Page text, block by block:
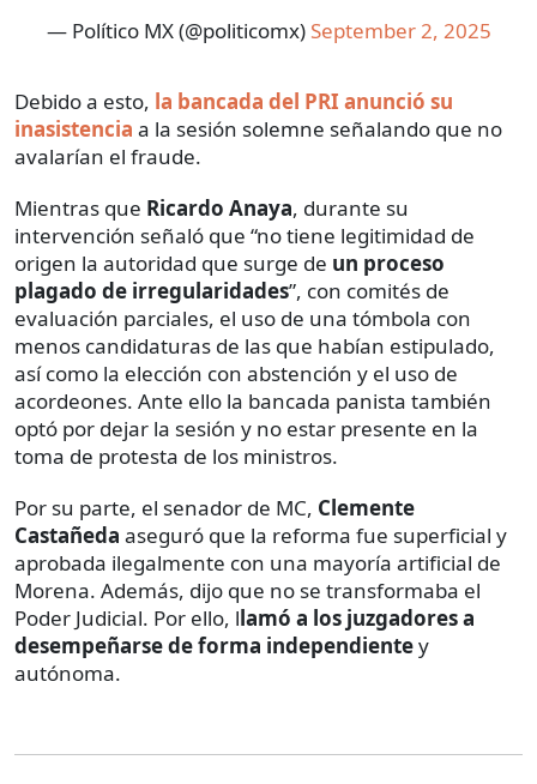
— Político MX (@politicomx) September 2, 2025
Debido a esto, la bancada del PRI anunció su
inasistencia a la sesión solemne señalando que no
avalarían el fraude.
Mientras que Ricardo Anaya, durante su
intervención señaló que “no tiene legitimidad de
origen la autoridad que surge de un proceso
plagado de irregularidades”, con comités de
evaluación parciales, el uso de una tómbola con
menos candidaturas de las que habían estipulado,
así como la elección con abstención y el uso de
acordeones. Ante ello la bancada panista también
optó por dejar la sesión y no estar presente en la
toma de protesta de los ministros.
Por su parte, el senador de MC, Clemente
Castañeda aseguró que la reforma fue superficial y
aprobada ilegalmente con una mayoría artificial de
Morena. Además, dijo que no se transformaba el
Poder Judicial. Por ello, llamó a los juzgadores a
desempeñarse de forma independientey
autónoma.